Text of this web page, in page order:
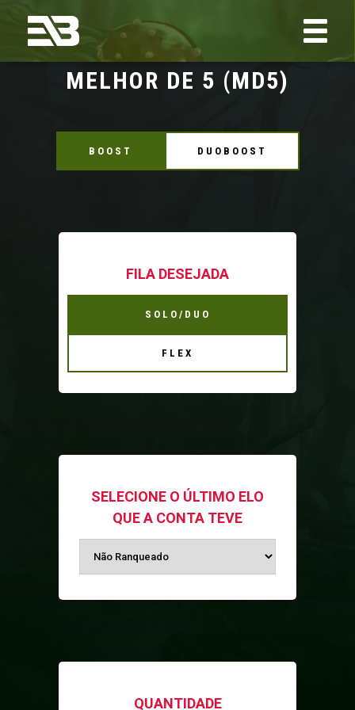
MELHOR DE 5 (MD5)
BOOST DUOBOOST
FILA DESEJADA
SOLO/DUO
FLEX
SELECIONE O ÚLTIMO ELO
QUE A CONTA TEVE
QUANTIDADE